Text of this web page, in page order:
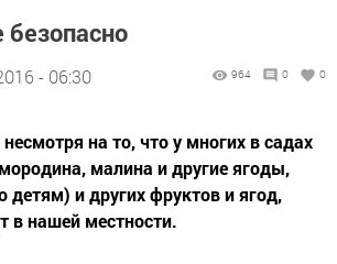
безопасно
- 06:30 964 0 0
несмотря на то, что у многих в садах
малина и другие ягоды,
детям) и других фруктов и ягод,
в нашей местности.